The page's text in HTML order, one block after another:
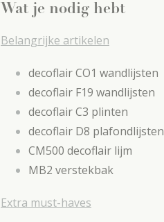
Wat je nodig hebt
Belangrijke artikelen
decoflair CO1 wandlijsten
decoflair F19 wandlijsten
decoflair C3 plinten
decoflair D8 plafondlijsten
CM500 decoflair lijm
MB2 verstekbak
Extra must-haves